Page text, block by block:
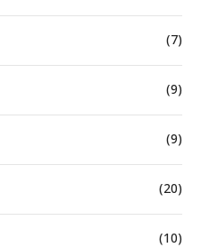
(7)
(9)
(9)
(20)
(10)